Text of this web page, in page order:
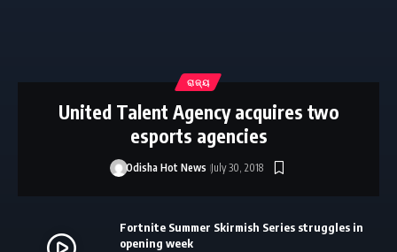
ରାଜ୍ୟ
United Talent Agency acquires two
esports agencies
Odisha Hot News July 30, 2018
Fortnite Summer Skirmish Series struggles in
opening week